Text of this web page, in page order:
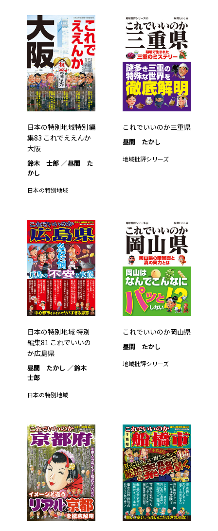
日本の特別地域特別編
集83 これでええんか
大阪
鈴木 士郎
昼間 た
かし
日本の特別地域
これでいいのか三重県
昼間 たかし
地域批評シリーズ
日本の特別地域 特別
編集81 これでいいの
か広島県
昼間 たかし
鈴木
士郎
日本の特別地域
これでいいのか岡山県
昼間 たかし
地域批評シリーズ